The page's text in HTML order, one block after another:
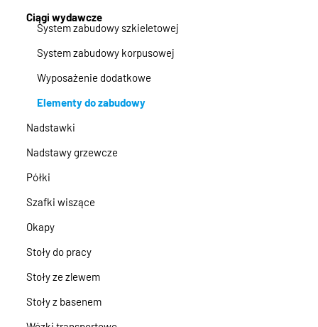
Ciągi wydawcze
System zabudowy szkieletowej
System zabudowy korpusowej
Wyposażenie dodatkowe
Elementy do zabudowy
Nadstawki
Nadstawy grzewcze
Półki
Szafki wiszące
Okapy
Stoły do pracy
Stoły ze zlewem
Stoły z basenem